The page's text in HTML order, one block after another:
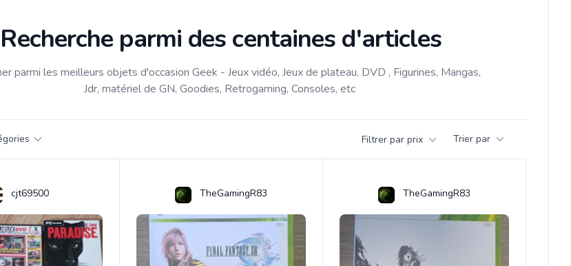
Recherche parmi des centaines d'articles
parmi les meilleurs objets d'occasion Geek - Jeux vidéo, Jeux de plateau, DVD , Figurines, Mangas,
Jdr, matériel de GN, Goodies, Retrogaming, Consoles, etc
Filtrer par prix Trier par
cjt69500 TheGamingR83 TheGamingR83